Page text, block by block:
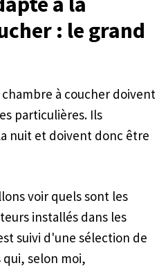
: le grand
à coucher doivent
particulières. Ils
nuit et doivent donc être
voir quels sont les
installés dans les
suivi d'une sélection de
selon moi,